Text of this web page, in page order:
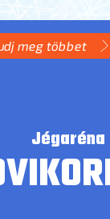
meg többet
Jégaréna